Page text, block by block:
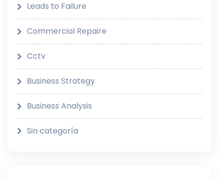
Leads to Failure
Commercial Repaire
Cctv
Business Strategy
Business Analysis
Sin categoría